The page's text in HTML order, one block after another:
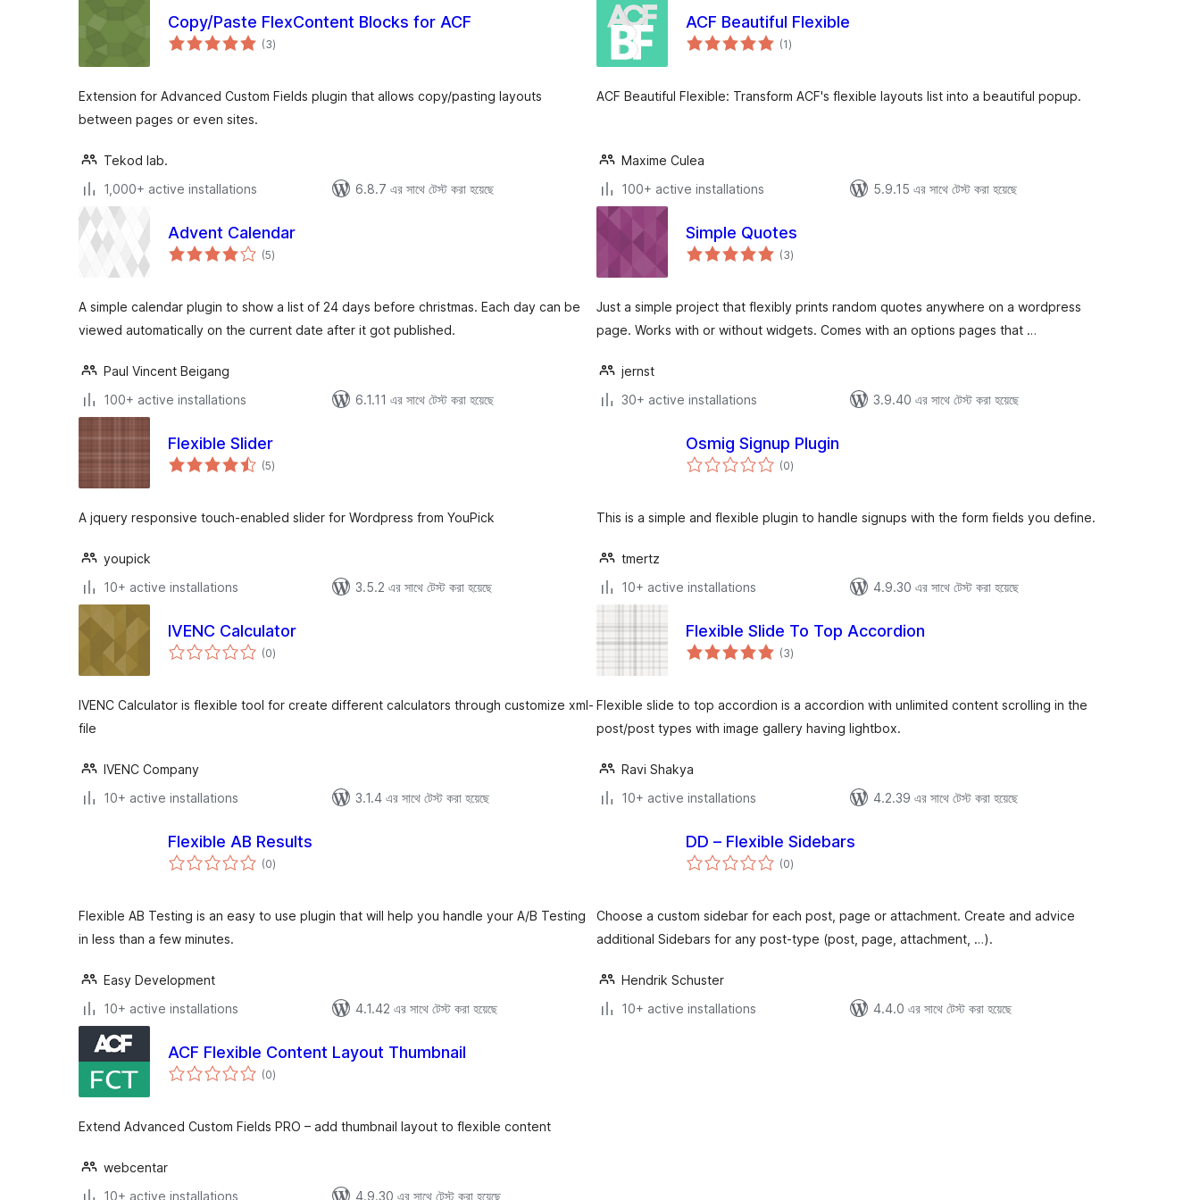
Copy/Paste FlexContent Blocks for ACF
(3total
ratings
)
Extension for Advanced Custom Fields plugin that allows copy/pasting layouts
between pages or even sites.
Tekod lab.
1,000+ active installations
6.8.7 এর সাথে টেস্ট করা হয়েছে
ACF Beautiful Flexible
(1total
ratings
)
ACF Beautiful Flexible: Transform ACF's flexible layouts list into a beautiful popup.
Maxime Culea
100+ active installations
5.9.15 এর সাথে টেস্ট করা হয়েছে
Advent Calendar
(5total
ratings
)
A simple calendar plugin to show a list of 24 days before christmas. Each day can be
viewed automatically on the current date after it got published.
Paul Vincent Beigang
100+ active installations
6.1.11 এর সাথে টেস্ট করা হয়েছে
Simple Quotes
(3total
ratings
)
Just a simple project that flexibly prints random quotes anywhere on a wordpress
page. Works with or without widgets. Comes with an options pages that …
jernst
30+ active installations
3.9.40 এর সাথে টেস্ট করা হয়েছে
Flexible Slider
(5total
ratings
)
A jquery responsive touch-enabled slider for Wordpress from YouPick
youpick
10+ active installations
3.5.2 এর সাথে টেস্ট করা হয়েছে
Osmig Signup Plugin
(0total
ratings
)
This is a simple and flexible plugin to handle signups with the form fields you define.
tmertz
10+ active installations
4.9.30 এর সাথে টেস্ট করা হয়েছে
IVENC Calculator
(0total
ratings
)
IVENC Calculator is flexible tool for create different calculators through customize xml-
file
IVENC Company
10+ active installations
3.1.4 এর সাথে টেস্ট করা হয়েছে
Flexible Slide To Top Accordion
(3total
ratings
)
Flexible slide to top accordion is a accordion with unlimited content scrolling in the
post/post types with image gallery having lightbox.
Ravi Shakya
10+ active installations
4.2.39 এর সাথে টেস্ট করা হয়েছে
Flexible AB Results
(0total
ratings
)
Flexible AB Testing is an easy to use plugin that will help you handle your A/B Testing
in less than a few minutes.
Easy Development
10+ active installations
4.1.42 এর সাথে টেস্ট করা হয়েছে
DD – Flexible Sidebars
(0total
ratings
)
Choose a custom sidebar for each post, page or attachment. Create and advice
additional Sidebars for any post-type (post, page, attachment, …).
Hendrik Schuster
10+ active installations
4.4.0 এর সাথে টেস্ট করা হয়েছে
ACF Flexible Content Layout Thumbnail
(0total
ratings
)
Extend Advanced Custom Fields PRO – add thumbnail layout to flexible content
webcentar
10+ active installations
4.9.30 এর সাথে টেস্ট করা হয়েছে